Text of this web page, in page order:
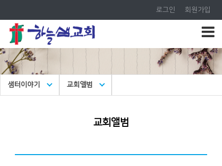
로그인 회원가입
샘터이야기 교회앨범
교회앨범